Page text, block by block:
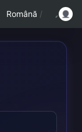
Română /